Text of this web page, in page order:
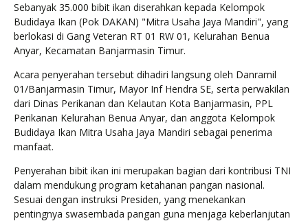
Sebanyak 35.000 bibit ikan diserahkan kepada Kelompok
Budidaya Ikan (Pok DAKAN) "Mitra Usaha Jaya Mandiri", yang
berlokasi di Gang Veteran RT 01 RW 01, Kelurahan Benua
Anyar, Kecamatan Banjarmasin Timur.
Acara penyerahan tersebut dihadiri langsung oleh Danramil
01/Banjarmasin Timur, Mayor Inf Hendra SE, serta perwakilan
dari Dinas Perikanan dan Kelautan Kota Banjarmasin, PPL
Perikanan Kelurahan Benua Anyar, dan anggota Kelompok
Budidaya Ikan Mitra Usaha Jaya Mandiri sebagai penerima
manfaat.
Penyerahan bibit ikan ini merupakan bagian dari kontribusi TNI
dalam mendukung program ketahanan pangan nasional.
Sesuai dengan instruksi Presiden, yang menekankan
pentingnya swasembada pangan guna menjaga keberlanjutan